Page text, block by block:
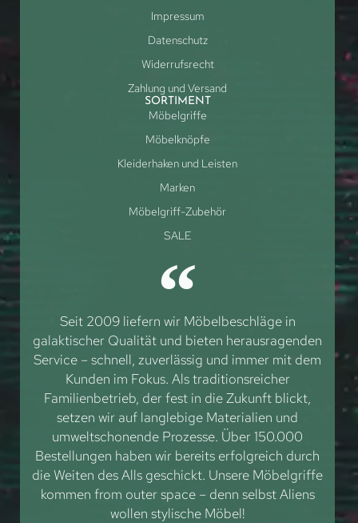
Impressum
Datenschutz
Widerrufsrecht
Zahlung und Versand
SORTIMENT
Möbelgriffe
Möbelknöpfe
Kleiderhaken und Leisten
Marken
Möbelgriff-Zubehör
SALE
Seit 2009 liefern wir Möbelbeschläge in
galaktischer Qualität und bieten herausragenden
Service – schnell, zuverlässig und immer mit dem
Kunden im Fokus. Als traditionsreicher
Familienbetrieb, der fest in die Zukunft blickt,
setzen wir auf langlebige Materialien und
umweltschonende Prozesse. Über 150.000
Bestellungen haben wir bereits erfolgreich durch
die Weiten des Alls geschickt. Unsere Möbelgriffe
kommen from outer space – denn selbst Aliens
wollen stylische Möbel!